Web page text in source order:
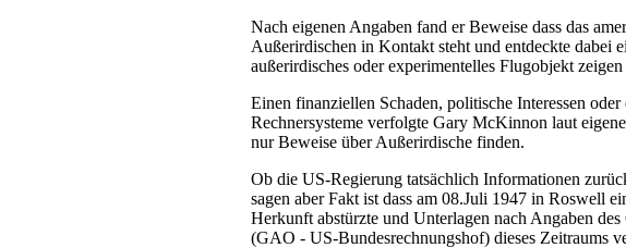
Nach eigenen Angaben fand er Beweise dass das
Außerirdischen in Kontakt steht und entdeckte dabei
außerirdisches oder experimentelles Flugobjekt
Einen finanziellen Schaden, politische Interessen
Rechnersysteme verfolgte Gary McKinnon laut
nur Beweise über Außerirdische finden.
Ob die US-Regierung tatsächlich Informationen
sagen aber Fakt ist dass am 08.Juli 1947 in Roswell
Herkunft abstürzte und Unterlagen nach Angaben
(GAO - US-Bundesrechnungshof) dieses Zeitraums